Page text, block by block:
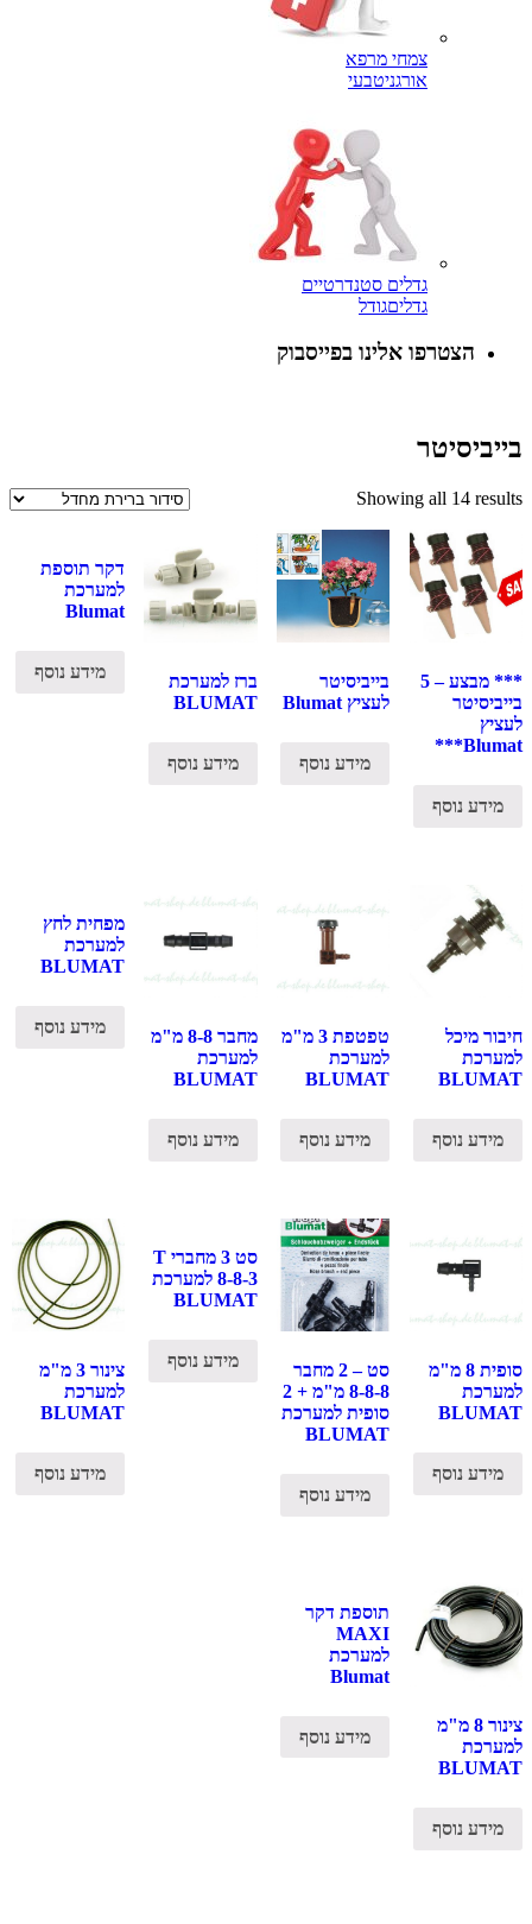
צמחי מרפא
אורגניטבעי
גדלים סטנדרטיים
גדליםגודל
הצטרפו אלינו בפייסבוק
בייביסיטר
Showing all 14 results
*** מבצע – 5
בייביסיטר
לעציץ
Blumat***
מידע נוסף
בייביסיטר
לעציץ Blumat
מידע נוסף
ברז למערכת
BLUMAT
מידע נוסף
דקר תוספת
למערכת
Blumat
מידע נוסף
חיבור מיכל
למערכת
BLUMAT
מידע נוסף
טפטפת 3 מ"מ
למערכת
BLUMAT
מידע נוסף
מחבר 8-8 מ"מ
למערכת
BLUMAT
מידע נוסף
מפחית לחץ
למערכת
BLUMAT
מידע נוסף
סופית 8 מ"מ
למערכת
BLUMAT
מידע נוסף
סט – 2 מחבר
8-8-8 מ"מ + 2
סופית למערכת
BLUMAT
מידע נוסף
סט 3 מחברי T
8-8-3 למערכת
BLUMAT
מידע נוסף
צינור 3 מ"מ
למערכת
BLUMAT
מידע נוסף
צינור 8 מ"מ
למערכת
BLUMAT
מידע נוסף
תוספת דקר
MAXI
למערכת
Blumat
מידע נוסף